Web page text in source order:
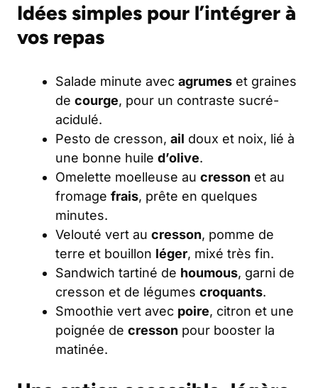
Idées simples pour l’intégrer à
vos repas
Salade minute avec agrumes et graines
de courge, pour un contraste sucré-
acidulé.
Pesto de cresson, ail doux et noix, lié à
une bonne huile d’olive.
Omelette moelleuse au cresson et au
fromage frais, prête en quelques
minutes.
Velouté vert au cresson, pomme de
terre et bouillon léger, mixé très fin.
Sandwich tartiné de houmous, garni de
cresson et de légumes croquants.
Smoothie vert avec poire, citron et une
poignée de cresson pour booster la
matinée.